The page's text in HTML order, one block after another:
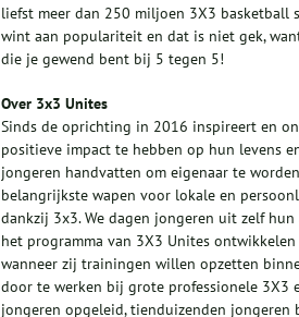
liefst meer dan 250 miljoen 3X3 basketball
wint aan populariteit en dat is niet gek,
die je gewend bent bij 5 tegen 5!
Over 3x3 Unites
Sinds de oprichting in 2016 inspireert en
positieve impact te hebben op hun levens
jongeren handvatten om eigenaar te
belangrijkste wapen voor lokale en
dankzij 3x3. We dagen jongeren uit zelf
het programma van 3X3 Unites
wanneer zij trainingen willen opzetten
door te werken bij grote professionele 3X3
jongeren opgeleid, tienduizenden jongeren